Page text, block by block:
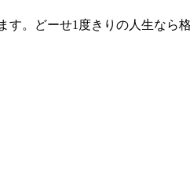
。どーせ1度きりの人生なら